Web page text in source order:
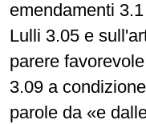
emendamenti
Lulli 3.05 e
parere
3.09 a
parole da «e